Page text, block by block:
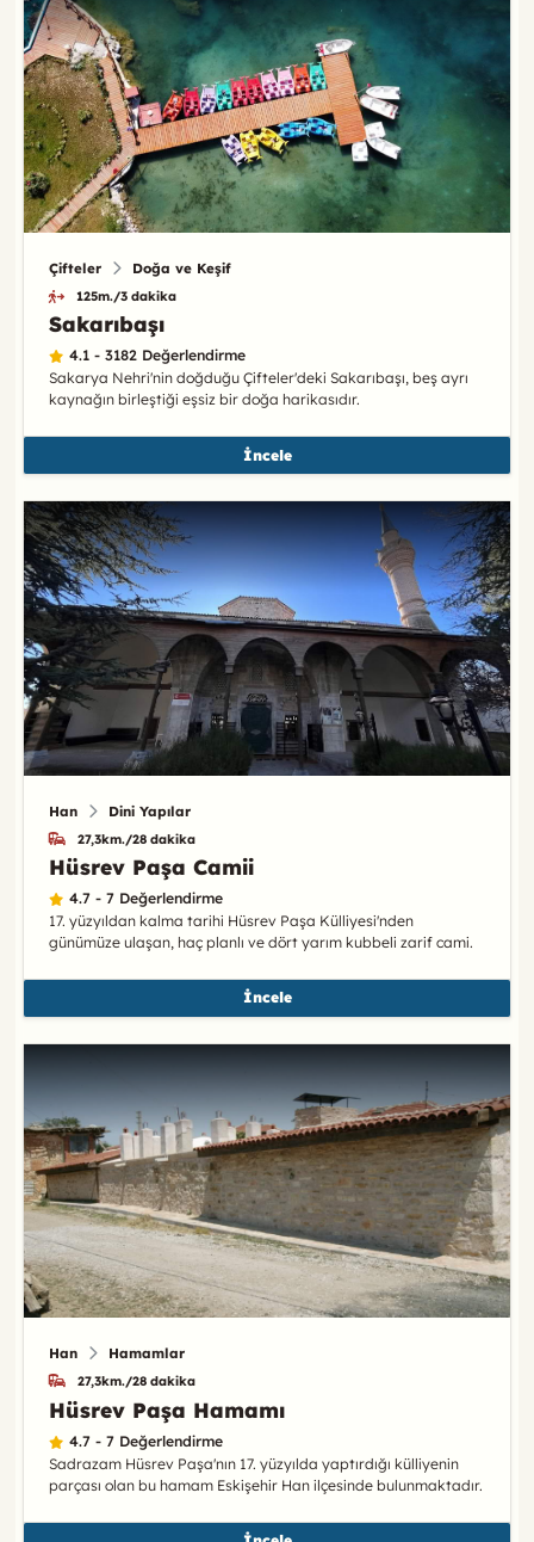
Çifteler Doğa ve Keşif
125m./3 dakika
Sakarıbaşı
4.1 - 3182 Değerlendirme
Sakarya Nehri'nin doğduğu Çifteler'deki Sakarıbaşı, beş ayrı
kaynağın birleştiği eşsiz bir doğa harikasıdır.
İncele
Han Dini Yapılar
27,3km./28 dakika
Hüsrev Paşa Camii
4.7 - 7 Değerlendirme
17. yüzyıldan kalma tarihi Hüsrev Paşa Külliyesi'nden
günümüze ulaşan, haç planlı ve dört yarım kubbeli zarif cami.
İncele
Han Hamamlar
27,3km./28 dakika
Hüsrev Paşa Hamamı
4.7 - 7 Değerlendirme
Sadrazam Hüsrev Paşa'nın 17. yüzyılda yaptırdığı külliyenin
parçası olan bu hamam Eskişehir Han ilçesinde bulunmaktadır.